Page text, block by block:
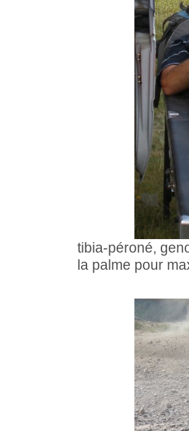
tibia-péroné,
la palme pour